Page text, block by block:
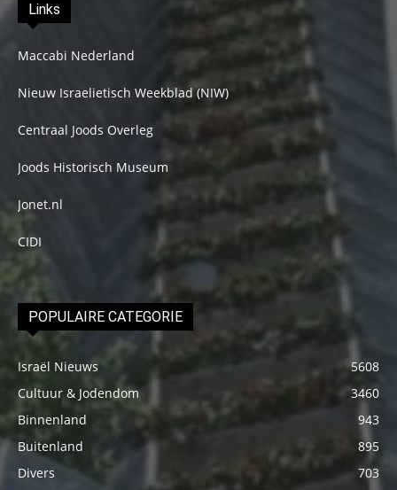
Links
Maccabi Nederland
Nieuw Israelietisch Weekblad (NIW)
Centraal Joods Overleg
Joods Historisch Museum
Jonet.nl
CIDI
POPULAIRE CATEGORIE
Israël Nieuws
5608
Cultuur & Jodendom
3460
Binnenland
943
Buitenland
895
Divers
703